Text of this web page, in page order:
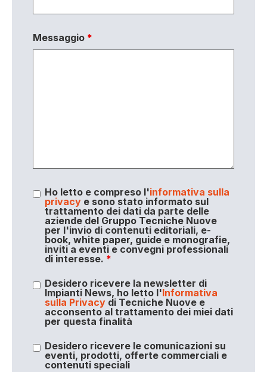
Messaggio *
Ho letto e compreso l'informativa sulla
privacye sono stato informato sul
trattamento dei dati da parte delle
aziende del Gruppo Tecniche Nuove
per l'invio di contenuti editoriali, e-
book, white paper, guide e monografie,
inviti a eventi e convegni professionali
di interesse. *
Desidero ricevere la newsletter di
Impianti News, ho letto l'Informativa
sulla Privacydi Tecniche Nuove e
acconsento al trattamento dei miei dati
per questa finalità
Desidero ricevere le comunicazioni su
eventi, prodotti, offerte commerciali e
contenuti speciali